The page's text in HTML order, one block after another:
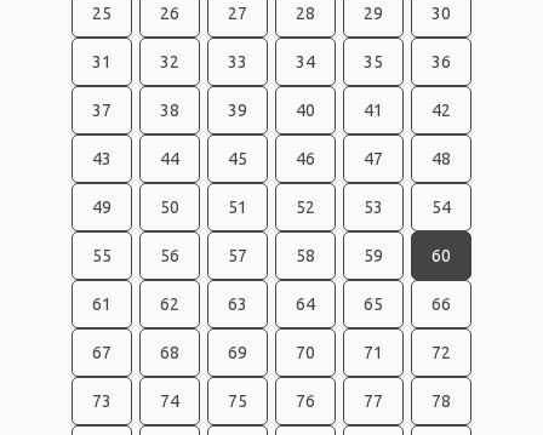
25 26 27 28 29 30
31 32 33 34 35 36
37 38 39 40 41 42
43 44 45 46 47 48
49 50 51 52 53 54
55 56 57 58 59 60
61 62 63 64 65 66
67 68 69 70 71 72
73 74 75 76 77 78